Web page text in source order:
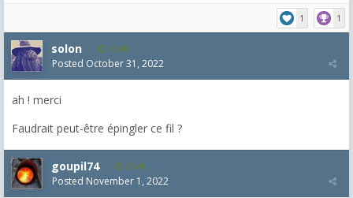
1 1
solon 1,548
Posted October 31, 2022
ah ! merci
Faudrait peut-être épingler ce fil ?
goupil74 2,545
Posted November 1, 2022